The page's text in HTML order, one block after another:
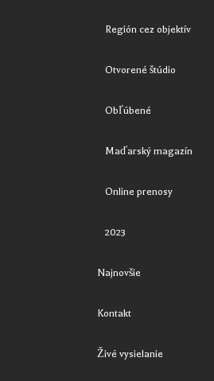
Región cez objektív
Otvorené štúdio
Obľúbené
Maďarský magazín
Online prenosy
2023
Najnovšie
Kontakt
Živé vysielanie